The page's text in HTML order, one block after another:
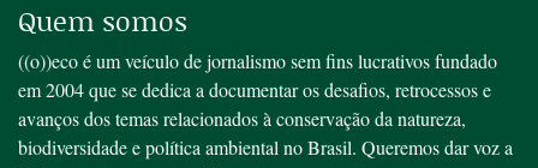
Quem somos
((o))eco é um veículo de jornalismo sem fins lucrativos fundado
em 2004 que se dedica a documentar os desafios, retrocessos e
avanços dos temas relacionados à conservação da natureza,
biodiversidade e política ambiental no Brasil. Queremos dar voz a